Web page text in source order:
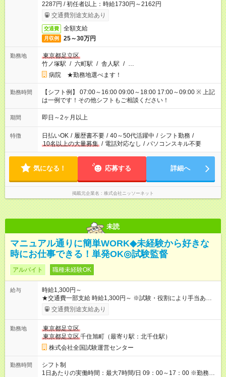
2287円 / 初任者以上：時給1730円～2162円
交通費別途支給あり
交通費 全額支給
月収例 25～30万円
勤務地
東京都足立区
竹ノ塚駅 / 六町駅 / 舎人駅 / …
病院 ★勤務地選べます！
勤務時間
【シフト例】 07:00～16:00 09:00～18:00 17:00～09:00 ※ 上記
は一例です！その他シフトもご相談ください！
期間 即日～2ヶ月以上
特徴 日払いOK / 履歴書不要 / 40～50代活躍中 / シフト勤務 /
10名以上の大量募集 / 電話対応なし / パソコンスキル不要
気になる！ 応募する 詳細へ
掲載元企業名 株式会社ニッソーネット
未読
マニュアル通りに簡単WORK◆未経験から好きな
時にお仕事できる！単発OK◎試験監督
アルバイト 職種未経験OK
給与
時給1,300円～
★交通費一部支給 時給1,300円～ ※試験・役割により手当あり ※
勤務回数により昇給あり 【即給（前払い）オプションあり！】
希望される場合、勤務から1週間ほどで給与の一部を受け取れま
河合塾模擬試験 8:30～17:30（休憩1時間） 時給1,300円×8時間
＝日収10,400円＋交通費 ※当日の役割により時給＋100円の場
合あり ・国家試験 7:00～13:30（休憩なし） 時給1,300円（役
割手当＋100円）×6時間＝日収8,400円＋交通費 【試用期間】試
用期間なし
交通費別途支給あり
勤務地
東京都足立区
東京都足立区千住旭町（最寄り駅：北千住駅）
株式会社全国試験運営センター
勤務時間
シフト制
1日あたりの実働時間：最大7時間/日 09：00～17：00 ※勤務時